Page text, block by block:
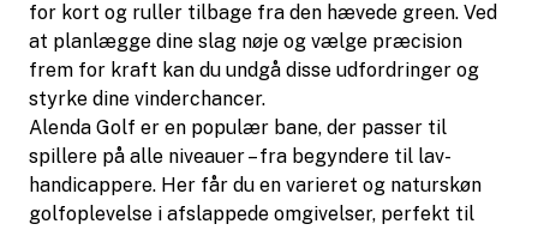
for kort og ruller tilbage fra den hævede green. Ved
at planlægge dine slag nøje og vælge præcision
frem for kraft kan du undgå disse udfordringer og
styrke dine vinderchancer.
Alenda Golf er en populær bane, der passer til
spillere på alle niveauer – fra begyndere til lav-
handicappere. Her får du en varieret og naturskøn
golfoplevelse i afslappede omgivelser, perfekt til